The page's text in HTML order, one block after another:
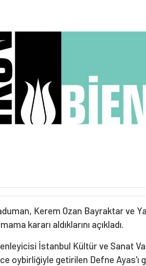
Kerem Ozan Bayraktar ve
kararı aldıklarını açıkladı.
İstanbul Kültür ve Sanat
oybirliğiyle getirilen Defne Ayas'ı